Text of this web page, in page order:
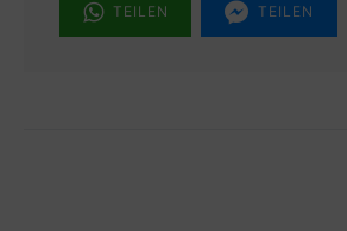
TEILEN TEILEN